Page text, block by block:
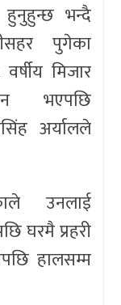
हुनुहुन्छ भन्दै
पुगेका
मिजार
भएपछि
अर्यालले
उनलाई
घरमै प्रहरी
हालसम्म